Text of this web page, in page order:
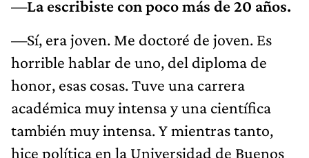
—La escribiste con poco más de 20 años.
—Sí, era joven. Me doctoré de joven. Es
horrible hablar de uno, del diploma de
honor, esas cosas. Tuve una carrera
académica muy intensa y una científica
también muy intensa. Y mientras tanto,
hice política en la Universidad de Buenos